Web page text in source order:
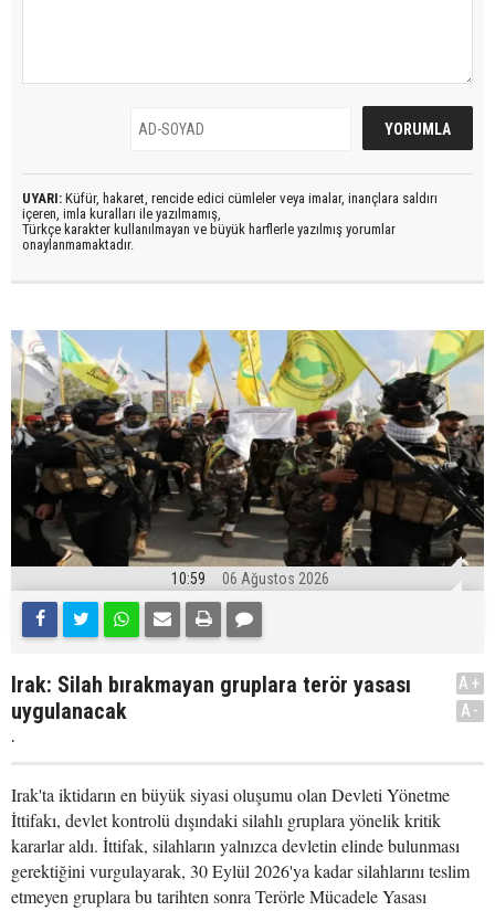
UYARI: Küfür, hakaret, rencide edici cümleler veya imalar, inançlara saldırı
içeren, imla kuralları ile yazılmamış,
Türkçe karakter kullanılmayan ve büyük harflerle yazılmış yorumlar
onaylanmamaktadır.
10:59 06 Ağustos 2026
Irak: Silah bırakmayan gruplara terör yasası
uygulanacak
.
A+
A-
Irak'ta iktidarın en büyük siyasi oluşumu olan Devleti Yönetme
İttifakı, devlet kontrolü dışındaki silahlı gruplara yönelik kritik
kararlar aldı. İttifak, silahların yalnızca devletin elinde bulunması
gerektiğini vurgulayarak, 30 Eylül 2026'ya kadar silahlarını teslim
etmeyen gruplara bu tarihten sonra Terörle Mücadele Yasası